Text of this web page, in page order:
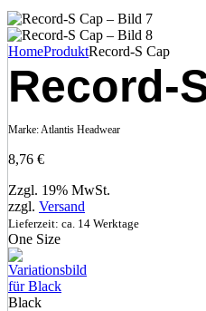
HomeProduktRecord-S Cap
Record-
Marke: Atlantis Headwear
8,76 €
Zzgl. 19% MwSt.
zzgl. Versand
Lieferzeit: ca. 14 Werktage
One Size
Black